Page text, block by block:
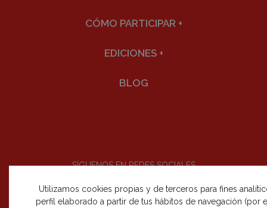
Utilizamos cookies propias y de terceros para fines
perfil elaborado a partir de tus hábitos de navegación (por
CÓMO PARTICIPAR +
EDICIONES +
BLOG
SÍGUENOS EN REDES SOCIALES